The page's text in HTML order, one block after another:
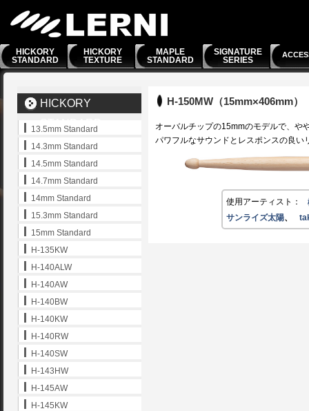
HICKORY
STANDARD
HICKORY
TEXTURE
MAPLE
STANDARD
SIGNATURE
SERIES
H-150MW（15mm×406mm）
オーバルチップの15mmのモデルで、や
パワフルなサウンドとレスポンスの良い
使用アーティスト：
サンライズ太陽、
HICKORY
STANDARD
SERIES
13.5mm Standard
14.3mm Standard
14.5mm Standard
14.7mm Standard
14mm Standard
15.3mm Standard
15mm Standard
H-135KW
H-140ALW
H-140AW
H-140BW
H-140KW
H-140RW
H-140SW
H-143HW
H-145AW
H-145KW